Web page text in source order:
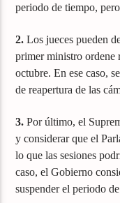
periodo de tiempo,
2. Los jueces pueden
primer ministro ordene
octubre. En ese caso,
de reapertura de las
3. Por último, el
y considerar que el
lo que las sesiones
caso, el Gobierno
suspender el periodo